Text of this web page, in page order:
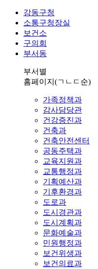
강동구청
소통구청장실
보건소
구의회
부서동
부서별
홈페이지 (ㄱㄴㄷ순)
가족정책과
감사담당관
건강증진과
건축과
건축안전센터
공동주택과
교육지원과
교통행정과
기획예산과
기후환경과
도로과
도시경관과
도시계획과
문화예술과
민원행정과
보건위생과
보건의료과